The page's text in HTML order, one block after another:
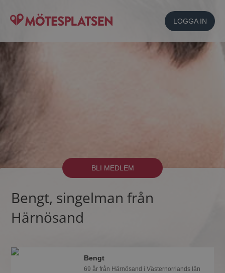
LOGGA IN
BLI MEDLEM
Bengt, singelman från
Härnösand
Bengt
69 år från Härnösand i Västernorrlands län